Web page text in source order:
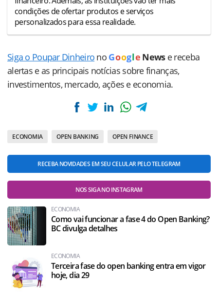
condições de ofertar produtos e serviços
personalizados para essa realidade.
Siga o Poupar Dinheiro no Goog le News e receba
alertas e as principais notícias sobre finanças,
investimentos, mercado, ações e economia.
ECONOMIA OPEN BANKING OPEN FINANCE
RECEBA NOVIDADES EM SEU CELULAR PELO TELEGRAM
NOS SIGA NO INSTAGRAM
ECONOMIA
Como vai funcionar a fase 4 do Open Banking?
BC divulga detalhes
ECONOMIA
Terceira fase do open banking entra em vigor
hoje, dia 29